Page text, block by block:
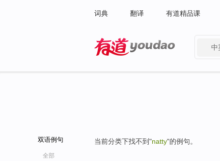
词典 翻译 有道精品课
中
双语例句
全部
当前分类下找不到"natty"的例句。